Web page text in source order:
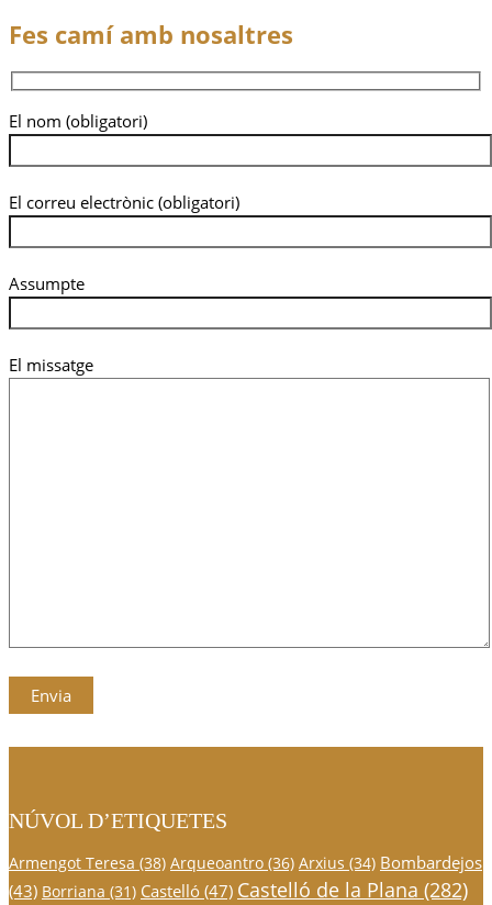
Fes camí amb nosaltres
El nom (obligatori)
El correu electrònic (obligatori)
Assumpte
El missatge
NÚVOL D’ETIQUETES
Armengot Teresa (38) Arqueoantro (36) Arxius (34) Bombardejos
(43) Borriana (31) Castelló (47) Castelló de la Plana (282)